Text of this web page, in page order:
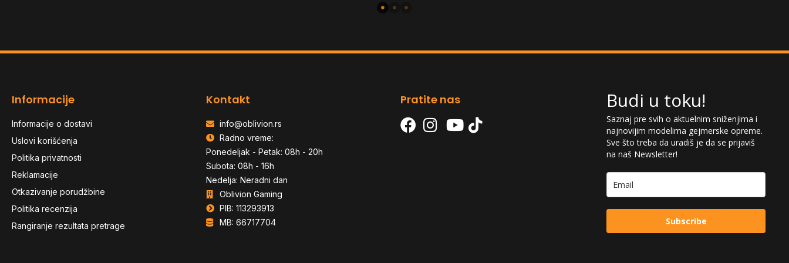
Informacije
Informacije o dostavi
Uslovi korišćenja
Politika privatnosti
Reklamacije
Otkazivanje porudžbine
Politika recenzija
Rangiranje rezultata pretrage
Kontakt
info@oblivion.rs
Radno vreme:
Ponedeljak - Petak: 08h - 20h
Subota: 08h - 16h
Nedelja: Neradni dan
Oblivion Gaming
PIB: 113293913
MB: 66717704
Pratite nas Budi u toku!
Saznaj pre svih o aktuelnim sniženjima i
najnovijim modelima gejmerske opreme.
Sve što treba da uradiš je da se prijaviš
na naš Newsletter!
Subscribe